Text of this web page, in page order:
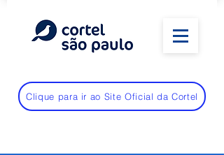
Clique para ir ao Site Oficial da Cortel